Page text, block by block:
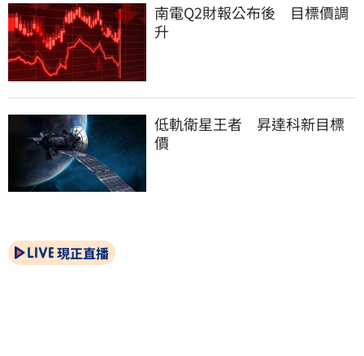
南電Q2財報公布後　目標價調
升
低軌衛星王者　昇達科新目標
價
現正直播